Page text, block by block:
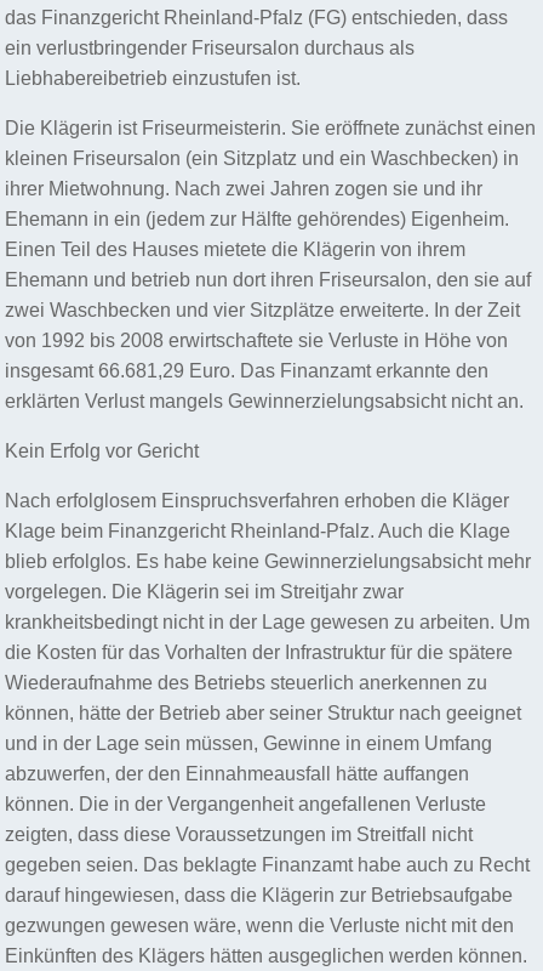
das Finanzgericht Rheinland-Pfalz (FG) entschieden, dass
ein verlustbringender Friseursalon durchaus als
Liebhabereibetrieb einzustufen ist.
Die Klägerin ist Friseurmeisterin. Sie eröffnete zunächst einen
kleinen Friseursalon (ein Sitzplatz und ein Waschbecken) in
ihrer Mietwohnung. Nach zwei Jahren zogen sie und ihr
Ehemann in ein (jedem zur Hälfte gehörendes) Eigenheim.
Einen Teil des Hauses mietete die Klägerin von ihrem
Ehemann und betrieb nun dort ihren Friseursalon, den sie auf
zwei Waschbecken und vier Sitzplätze erweiterte. In der Zeit
von 1992 bis 2008 erwirtschaftete sie Verluste in Höhe von
insgesamt 66.681,29 Euro. Das Finanzamt erkannte den
erklärten Verlust mangels Gewinnerzielungsabsicht nicht an.
Kein Erfolg vor Gericht
Nach erfolglosem Einspruchsverfahren erhoben die Kläger
Klage beim Finanzgericht Rheinland-Pfalz. Auch die Klage
blieb erfolglos. Es habe keine Gewinnerzielungsabsicht mehr
vorgelegen. Die Klägerin sei im Streitjahr zwar
krankheitsbedingt nicht in der Lage gewesen zu arbeiten. Um
die Kosten für das Vorhalten der Infrastruktur für die spätere
Wiederaufnahme des Betriebs steuerlich anerkennen zu
können, hätte der Betrieb aber seiner Struktur nach geeignet
und in der Lage sein müssen, Gewinne in einem Umfang
abzuwerfen, der den Einnahmeausfall hätte auffangen
können. Die in der Vergangenheit angefallenen Verluste
zeigten, dass diese Voraussetzungen im Streitfall nicht
gegeben seien. Das beklagte Finanzamt habe auch zu Recht
darauf hingewiesen, dass die Klägerin zur Betriebsaufgabe
gezwungen gewesen wäre, wenn die Verluste nicht mit den
Einkünften des Klägers hätten ausgeglichen werden können.